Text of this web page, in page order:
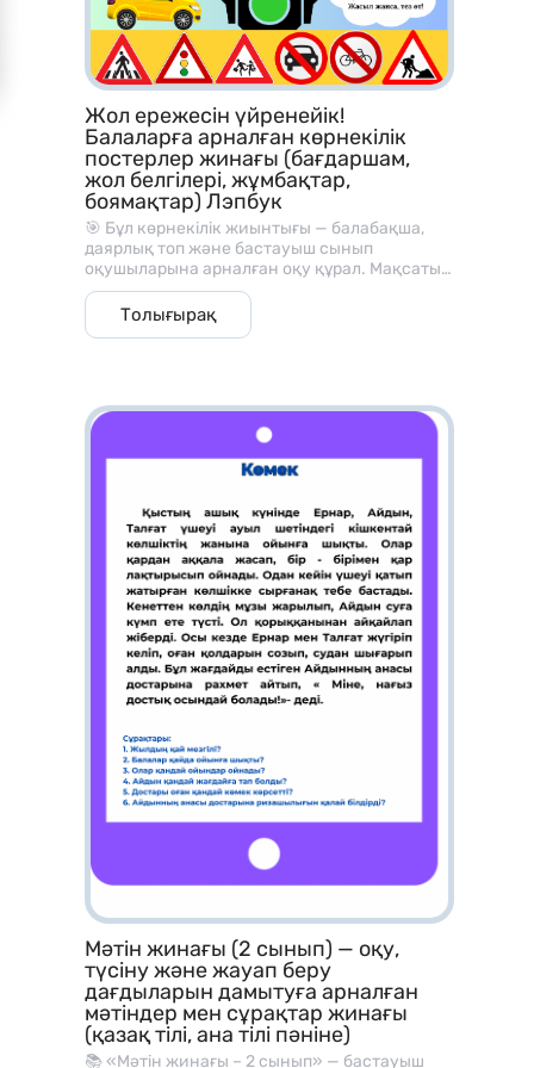
– Математика сабағында көрнекілік ретінде
– Топтық / жұптық жұмысқа
– Жеке карточка ретінде
– Қайталау сабақтарында
– БЖБ / ТЖБ дайынм алдында дайындыққа
– Үй тапсырмасы ретінде
– Ойын форматында оқытуға
Жол ережесін үйренейік!
Балаларға арналған көрнекілік
постерлер жинағы (бағдаршам,
жол белгілері, жұмбақтар,
боямақтар) Лэпбук
🎯 Бұл көрнекілік жиынтығы — балабақша,
даярлық топ және бастауыш сынып
оқушыларына арналған оқу құрал. Мақсаты
— балаларды жолда жүру мәдениетімен,
қауіпсіздік ережелерімен және жол
белгілерінің мағынасымен таныстыру.
Толығырақ
Мәтін жинағы (2 сынып) — оқу,
түсіну және жауап беру
дағдыларын дамытуға арналған
мәтіндер мен сұрақтар жинағы
(қазақ тілі, ана тілі пәніне)
📚 «Мәтін жинағы – 2 сынып» — бастауыш